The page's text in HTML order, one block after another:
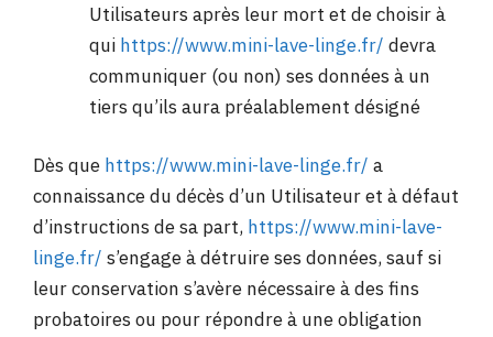
Utilisateurs après leur mort et de choisir à
qui https://www.mini-lave-linge.fr/ devra
communiquer (ou non) ses données à un
tiers qu’ils aura préalablement désigné
Dès que https://www.mini-lave-linge.fr/ a
connaissance du décès d’un Utilisateur et à défaut
d’instructions de sa part, https://www.mini-lave-
linge.fr/ s’engage à détruire ses données, sauf si
leur conservation s’avère nécessaire à des fins
probatoires ou pour répondre à une obligation